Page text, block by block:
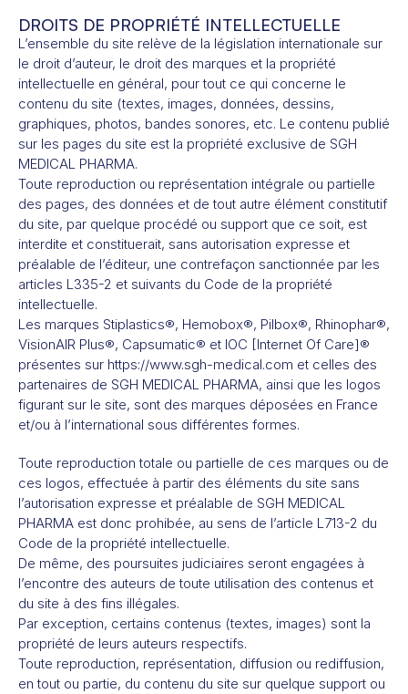
DROITS DE PROPRIÉTÉ INTELLECTUELLE
L’ensemble du site relève de la législation internationale sur
le droit d’auteur, le droit des marques et la propriété
intellectuelle en général, pour tout ce qui concerne le
contenu du site (textes, images, données, dessins,
graphiques, photos, bandes sonores, etc. Le contenu publié
sur les pages du site est la propriété exclusive de SGH
MEDICAL PHARMA.
Toute reproduction ou représentation intégrale ou partielle
des pages, des données et de tout autre élément constitutif
du site, par quelque procédé ou support que ce soit, est
interdite et constituerait, sans autorisation expresse et
préalable de l’éditeur, une contrefaçon sanctionnée par les
articles L335-2 et suivants du Code de la propriété
intellectuelle.
Les marques Stiplastics®, Hemobox®, Pilbox®, Rhinophar®,
VisionAIR Plus®, Capsumatic® et IOC [Internet Of Care]®
présentes sur https://www.sgh-medical.com et celles des
partenaires de SGH MEDICAL PHARMA, ainsi que les logos
figurant sur le site, sont des marques déposées en France
et/ou à l’international sous différentes formes.
Toute reproduction totale ou partielle de ces marques ou de
ces logos, effectuée à partir des éléments du site sans
l’autorisation expresse et préalable de SGH MEDICAL
PHARMA est donc prohibée, au sens de l’article L713-2 du
Code de la propriété intellectuelle.
De même, des poursuites judiciaires seront engagées à
l’encontre des auteurs de toute utilisation des contenus et
du site à des fins illégales.
Par exception, certains contenus (textes, images) sont la
propriété de leurs auteurs respectifs.
Toute reproduction, représentation, diffusion ou rediffusion,
en tout ou partie, du contenu du site sur quelque support ou